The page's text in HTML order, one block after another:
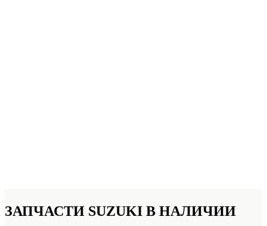
ЗАПЧАСТИ SUZUKI В НАЛИЧИИ